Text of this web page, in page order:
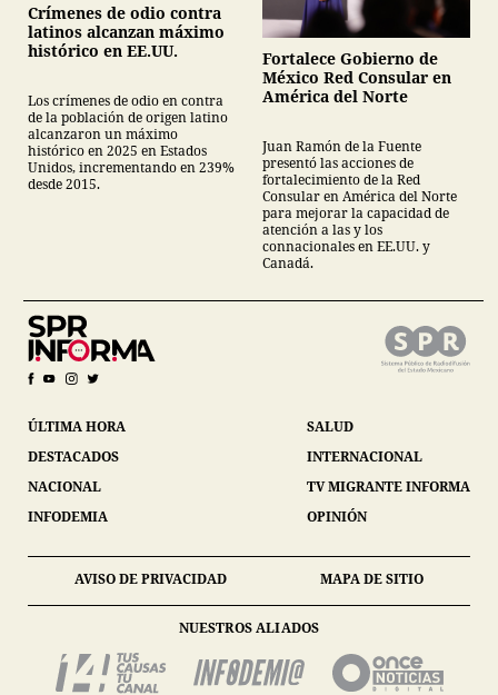
Crímenes de odio contra
latinos alcanzan máximo
histórico en EE.UU.
Los crímenes de odio en contra
de la población de origen latino
alcanzaron un máximo
histórico en 2025 en Estados
Unidos, incrementando en 239%
desde 2015.
Fortalece Gobierno de
México Red Consular en
América del Norte
Juan Ramón de la Fuente
presentó las acciones de
fortalecimiento de la Red
Consular en América del Norte
para mejorar la capacidad de
atención a las y los
connacionales en EE.UU. y
Canadá.
ÚLTIMA HORA
DESTACADOS
NACIONAL
INFODEMIA
SALUD
INTERNACIONAL
TV MIGRANTE INFORMA
OPINIÓN
AVISO DE PRIVACIDAD MAPA DE SITIO
NUESTROS ALIADOS